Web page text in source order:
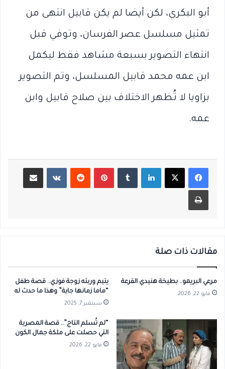
أبو البكري، لكن أيضا لم يكن قابيل انتهى من
تمثيل مسلسل عصر الفرسان، وتوفي قبل
انتهاء التصوير بسبعة مشاهد فقط ليكمل
ابن عمه محمد قابيل المسلسل، وتم التصوير
بزاويا لا تُظهر الاختلاف بين صلاح قابيل وابن
عمه.
لينكدإن بينتيريست مشاركة عبر البريد
طباعة
مقالات ذات صلة
مرعي البريمو.. بطيخة هنيدي القرعة
مايو 22, 2026
يتيم وربته زوجة فوزي.. قصة طفل
“ماما زمانها جاية” وهذا ما حدث له
سبتمبر 7, 2025
“لم تُسلم التاج”.. قصة المصرية
التي حصلت على ملكة جمال الكون
مايو 22, 2026